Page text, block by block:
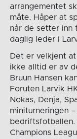
arrangementet
måte. Håper at
når de setter inn
daglig leder i
Det er velkjent
ikke alltid er av
Bruun Hansen
Foruten Larvik
Nokas, Denja,
miniturneringen
bedriftsfotballen.
Champions